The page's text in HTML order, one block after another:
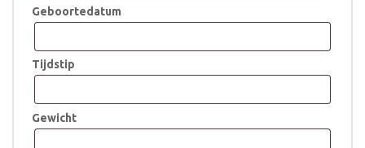
Geboortedatum
Tijdstip
Gewicht